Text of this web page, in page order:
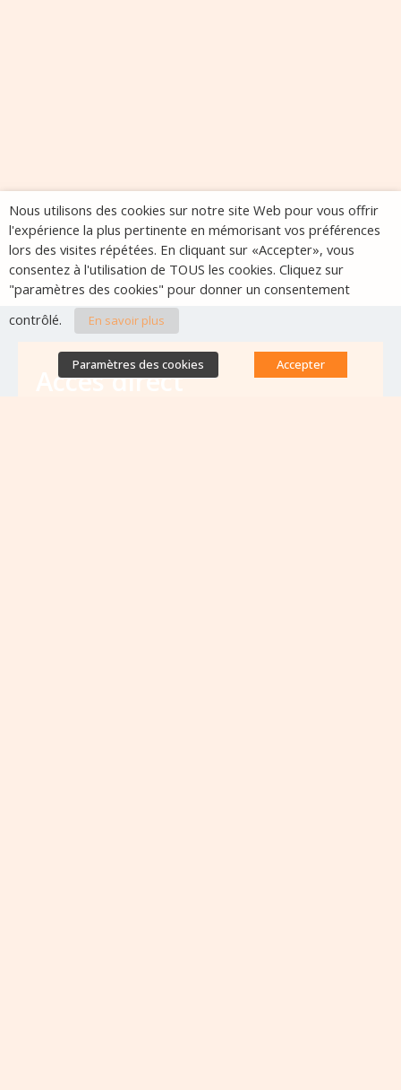
Accès direct
Nous utilisons des cookies sur notre site Web pour vous offrir
l'expérience la plus pertinente en mémorisant vos préférences
lors des visites répétées. En cliquant sur «Accepter», vous
consentez à l'utilisation de TOUS les cookies. Cliquez sur
"paramètres des cookies" pour donner un consentement
contrôlé.
En savoir plus
Paramètres des cookies Accepter